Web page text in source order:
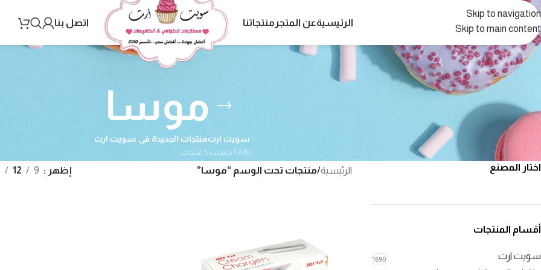
Skip to navigation
Skip to main content
الرئيسيةعن المتجر منتجاتنا اتصل بنا
موسا
سويت ارت
1٬690 منتجات
منتجات الجديدة فى سويت ارت
5 منتجات
اختار المصنع
أقسام المنتجات
سويت ارت 1690
الرئيسية/منتجات تحت الوسم “موسا” إظهر 9
12